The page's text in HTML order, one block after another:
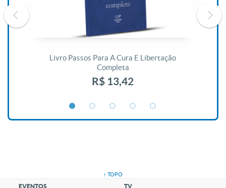
Livro Passos Para A Cura E Libertação
Completa
R$ 13,42
↑ TOPO
EVENTOS TV